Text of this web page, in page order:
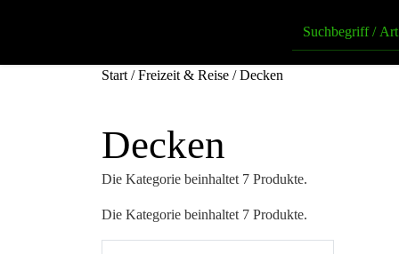
Start /Freizeit & Reise / Decken
Decken
Die Kategorie beinhaltet 7 Produkte.
Die Kategorie beinhaltet 7 Produkte.